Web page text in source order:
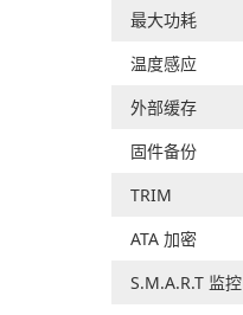
最大功耗
温度感应
外部缓存
固件备份
TRIM
ATA 加密
S.M.A.R.T 监控